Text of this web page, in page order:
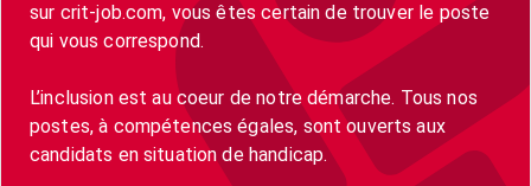
sur crit-job.com, vous êtes certain de trouver le poste
qui vous correspond.
L’inclusion est au coeur de notre démarche. Tous nos
postes, à compétences égales, sont ouverts aux
candidats en situation de handicap.